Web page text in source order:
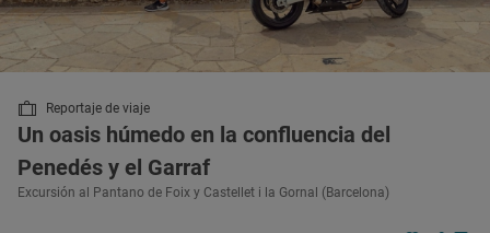
Reportaje de viaje
Un oasis húmedo en la confluencia del
Penedés y el Garraf
Excursión al Pantano de Foix y Castellet i la Gornal (Barcelona)